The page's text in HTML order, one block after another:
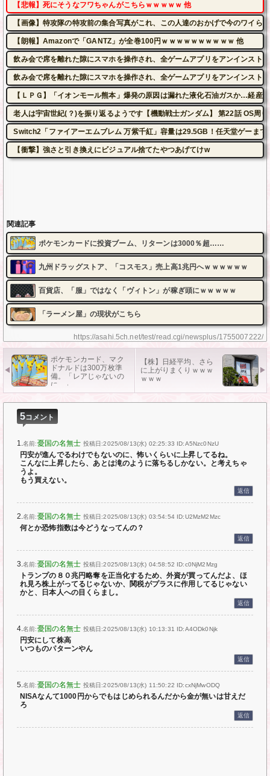
https://asahi.5ch.net/test/read.cgi/newsplus/1755007222/
【悲報】死にそうなフワちゃんがこちらｗｗｗｗｗ 他
【画像】特攻隊の特攻前の集合写真がこれ、この人達のおかげで今のワイら
【朗報】Amazonで「GANTZ」が全巻100円ｗｗｗｗｗｗｗｗｗｗ 他
飲み会で席を離れた隙にスマホを操作され、全ゲームアプリをアンインス
飲み会で席を離れた隙にスマホを操作され、全ゲームアプリをアンインス
【ＬＰＧ】「イオンモール熊本」爆発の原因は漏れた液化石油ガスか…経産
老人は宇宙世紀(？)を振り返るようです【機動戦士ガンダム】 第22話 OS周
Switch2「ファイアーエムブレム 万紫千紅」容量は29.5GB！任天堂ゲーまで
【衝撃】強さと引き換えにビジュアル捨てたやつあげてけw
関連記事
ポケモンカードに投資ブーム、リターンは3000％超……
九州ドラッグストア、「コスモス」売上高1兆円へｗｗｗｗｗｗ
百貨店、「服」ではなく「ヴィトン」が稼ぎ頭にｗｗｗｗｗ
「ラーメン屋」の現状がこちら
ポケモンカード、マク
ドナルドは300万枚準
備。「レアじゃないの
に…」
【株】日経平均、さら
に上がりまくりｗｗｗ
ｗｗｗ
5コメント
1.名前:憂国の名無士 投稿日:2025/08/13(水) 02:25:33 ID:A5Nzc0NzU
円安が進んでるわけでもないのに、怖いくらいに上昇してるね。
こんなに上昇したら、あとは滝のように落ちるしかない。と考えちゃ
うよ。
もう買えない。
返信
2.名前:憂国の名無士 投稿日:2025/08/13(水) 03:54:54 ID:U2MzM2Mzc
何とか恐怖指数は今どうなってんの？
返信
3.名前:憂国の名無士 投稿日:2025/08/13(水) 04:58:52 ID:c0NjM2Mzg
トランプの８０兆円略奪を正当化するため、外資が買ってんだよ、ほ
れ見ろ株上がってるじゃないか、関税がプラスに作用してるじゃない
かと、日本人への目くらまし。
返信
4.名前:憂国の名無士 投稿日:2025/08/13(水) 10:13:31 ID:A4ODk0Njk
円安にして株高
いつものパターンやん
返信
5.名前:憂国の名無士 投稿日:2025/08/13(水) 11:50:22 ID:cxNjMwODQ
NISAなんて1000円からでもはじめられるんだから金が無いは甘えだ
ろ
返信